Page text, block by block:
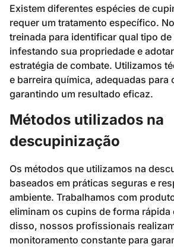
Existem diferentes espécies de
requer um tratamento específico.
treinada para identificar qual tipo de
infestando sua propriedade e
estratégia de combate. Utilizamos
e barreira química, adequadas para
garantindo um resultado eficaz.
Métodos utilizados na
descupinização
Os métodos que utilizamos na
baseados em práticas seguras e
ambiente. Trabalhamos com
eliminam os cupins de forma rápida
disso, nossos profissionais
monitoramento constante para